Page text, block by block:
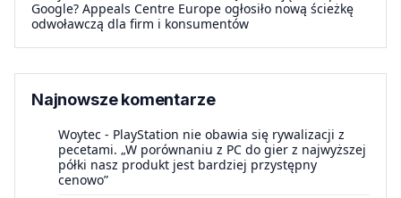
Google? Appeals Centre Europe ogłosiło nową ścieżkę
odwoławczą dla firm i konsumentów
Najnowsze komentarze
Woytec - PlayStation nie obawia się rywalizacji z
pecetami. „W porównaniu z PC do gier z najwyższej
półki nasz produkt jest bardziej przystępny
cenowo”